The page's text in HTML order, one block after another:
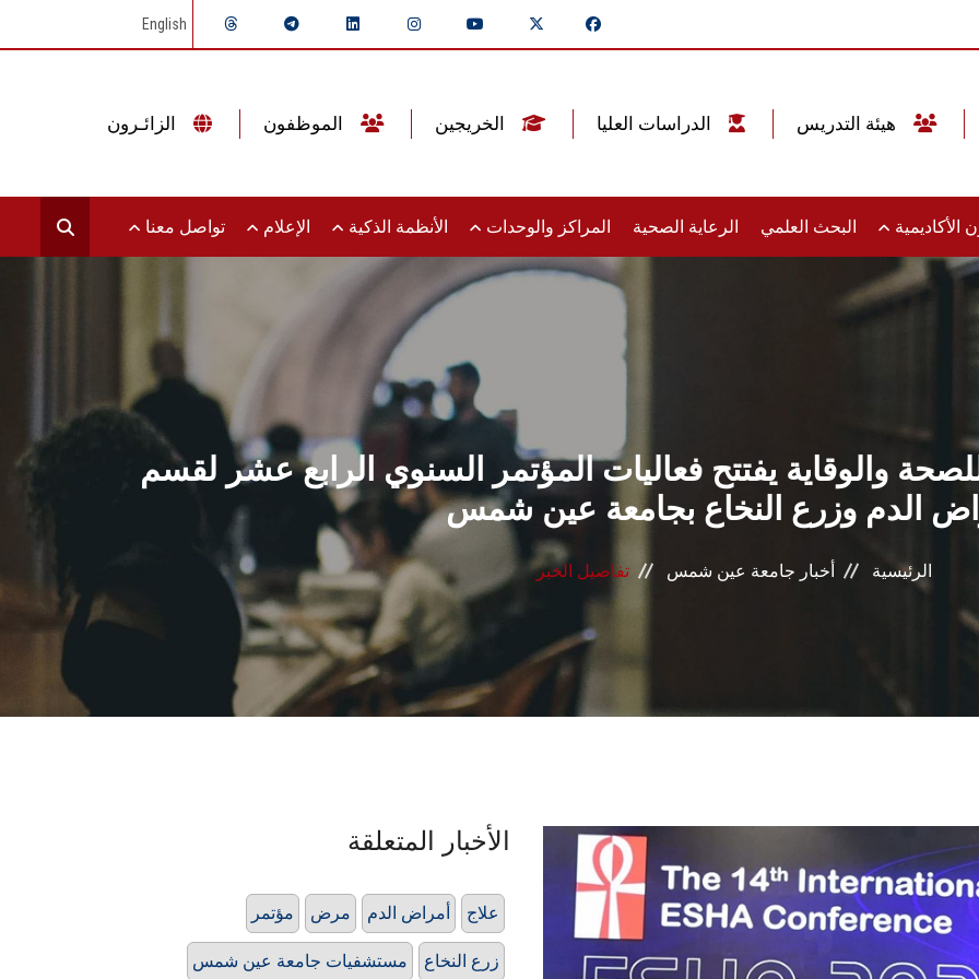
English
الأكاديمية البحث العلمي الرعاية الصحية المراكز والوحدات الأنظمة الذكية الإعلام تواصل معنا
والوقاية يفتتح فعاليات المؤتمر السنوي الرابع عشر لقسم
الدم وزرع النخاع بجامعة عين شمس
الرئيسية أخبار جامعة عين شمس تفاصيل الخبر
الأخبار المتعلقة
مؤتمر مرض أمراض الدم علاج
مستشفيات جامعة عين شمس زرع النخاع